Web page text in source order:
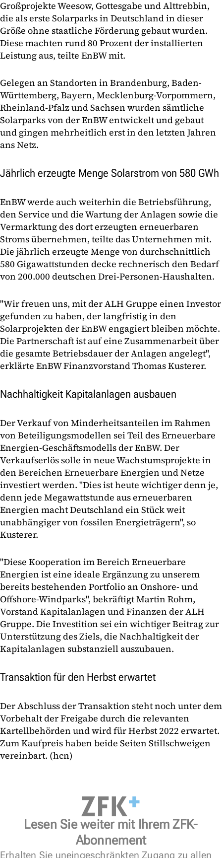
Großprojekte Weesow, Gottesgabe und Alttrebbin,
die als erste Solarparks in Deutschland in dieser
Größe ohne staatliche Förderung gebaut wurden.
Diese machten rund 80 Prozent der installierten
Leistung aus, teilte EnBW mit.
Gelegen an Standorten in Brandenburg, Baden-
Württemberg, Bayern, Mecklenburg-Vorpommern,
Rheinland-Pfalz und Sachsen wurden sämtliche
Solarparks von der EnBW entwickelt und gebaut
und gingen mehrheitlich erst in den letzten Jahren
ans Netz.
Jährlich erzeugte Menge Solarstrom von 580 GWh
EnBW werde auch weiterhin die Betriebsführung,
den Service und die Wartung der Anlagen sowie die
Vermarktung des dort erzeugten erneuerbaren
Stroms übernehmen, teilte das Unternehmen mit.
Die jährlich erzeugte Menge von durchschnittlich
580 Gigawattstunden decke rechnerisch den Bedarf
von 200.000 deutschen Drei-Personen-Haushalten.
"Wir freuen uns, mit der ALH Gruppe einen Investor
gefunden zu haben, der langfristig in den
Solarprojekten der EnBW engagiert bleiben möchte.
Die Partnerschaft ist auf eine Zusammenarbeit über
die gesamte Betriebsdauer der Anlagen angelegt",
erklärte EnBW Finanzvorstand Thomas Kusterer.
Nachhaltigkeit Kapitalanlagen ausbauen
Der Verkauf von Minderheitsanteilen im Rahmen
von Beteiligungsmodellen sei Teil des Erneuerbare
Energien-Geschäftsmodells der EnBW. Der
Verkaufserlös solle in neue Wachstumsprojekte in
den Bereichen Erneuerbare Energien und Netze
investiert werden. "Dies ist heute wichtiger denn je,
denn jede Megawattstunde aus erneuerbaren
Energien macht Deutschland ein Stück weit
unabhängiger von fossilen Energieträgern", so
Kusterer.
"Diese Kooperation im Bereich Erneuerbare
Energien ist eine ideale Ergänzung zu unserem
bereits bestehenden Portfolio an Onshore- und
Offshore-Windparks", bekräftigt Martin Rohm,
Vorstand Kapitalanlagen und Finanzen der ALH
Gruppe. Die Investition sei ein wichtiger Beitrag zur
Unterstützung des Ziels, die Nachhaltigkeit der
Kapitalanlagen substanziell auszubauen.
Transaktion für den Herbst erwartet
Der Abschluss der Transaktion steht noch unter dem
Vorbehalt der Freigabe durch die relevanten
Kartellbehörden und wird für Herbst 2022 erwartet.
Zum Kaufpreis haben beide Seiten Stillschweigen
vereinbart. (hcn)
Lesen Sie weiter mit Ihrem ZFK-
Abonnement
Erhalten Sie uneingeschränkten Zugang zu allen